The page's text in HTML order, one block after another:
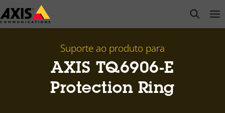
Pular
para
open
Suporte ao produto para
AXIS TQ6906-E
Protection Ring